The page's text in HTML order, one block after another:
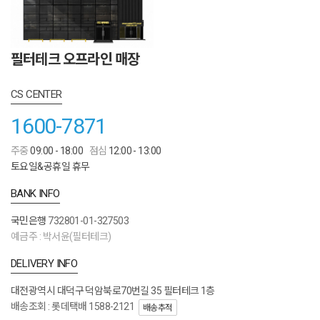
필터테크 오프라인 매장
CS CENTER
1600-7871
주중09:00 - 18:00 점심 12:00 - 13:00
토요일&공휴일 휴무
BANK INFO
국민은행 732801-01-327503
예금주 : 박서윤(필터테크)
DELIVERY INFO
대전광역시 대덕구 덕암북로70번길 35 필터테크 1층
배송조회 : 롯데택배 1588-2121
배송추적